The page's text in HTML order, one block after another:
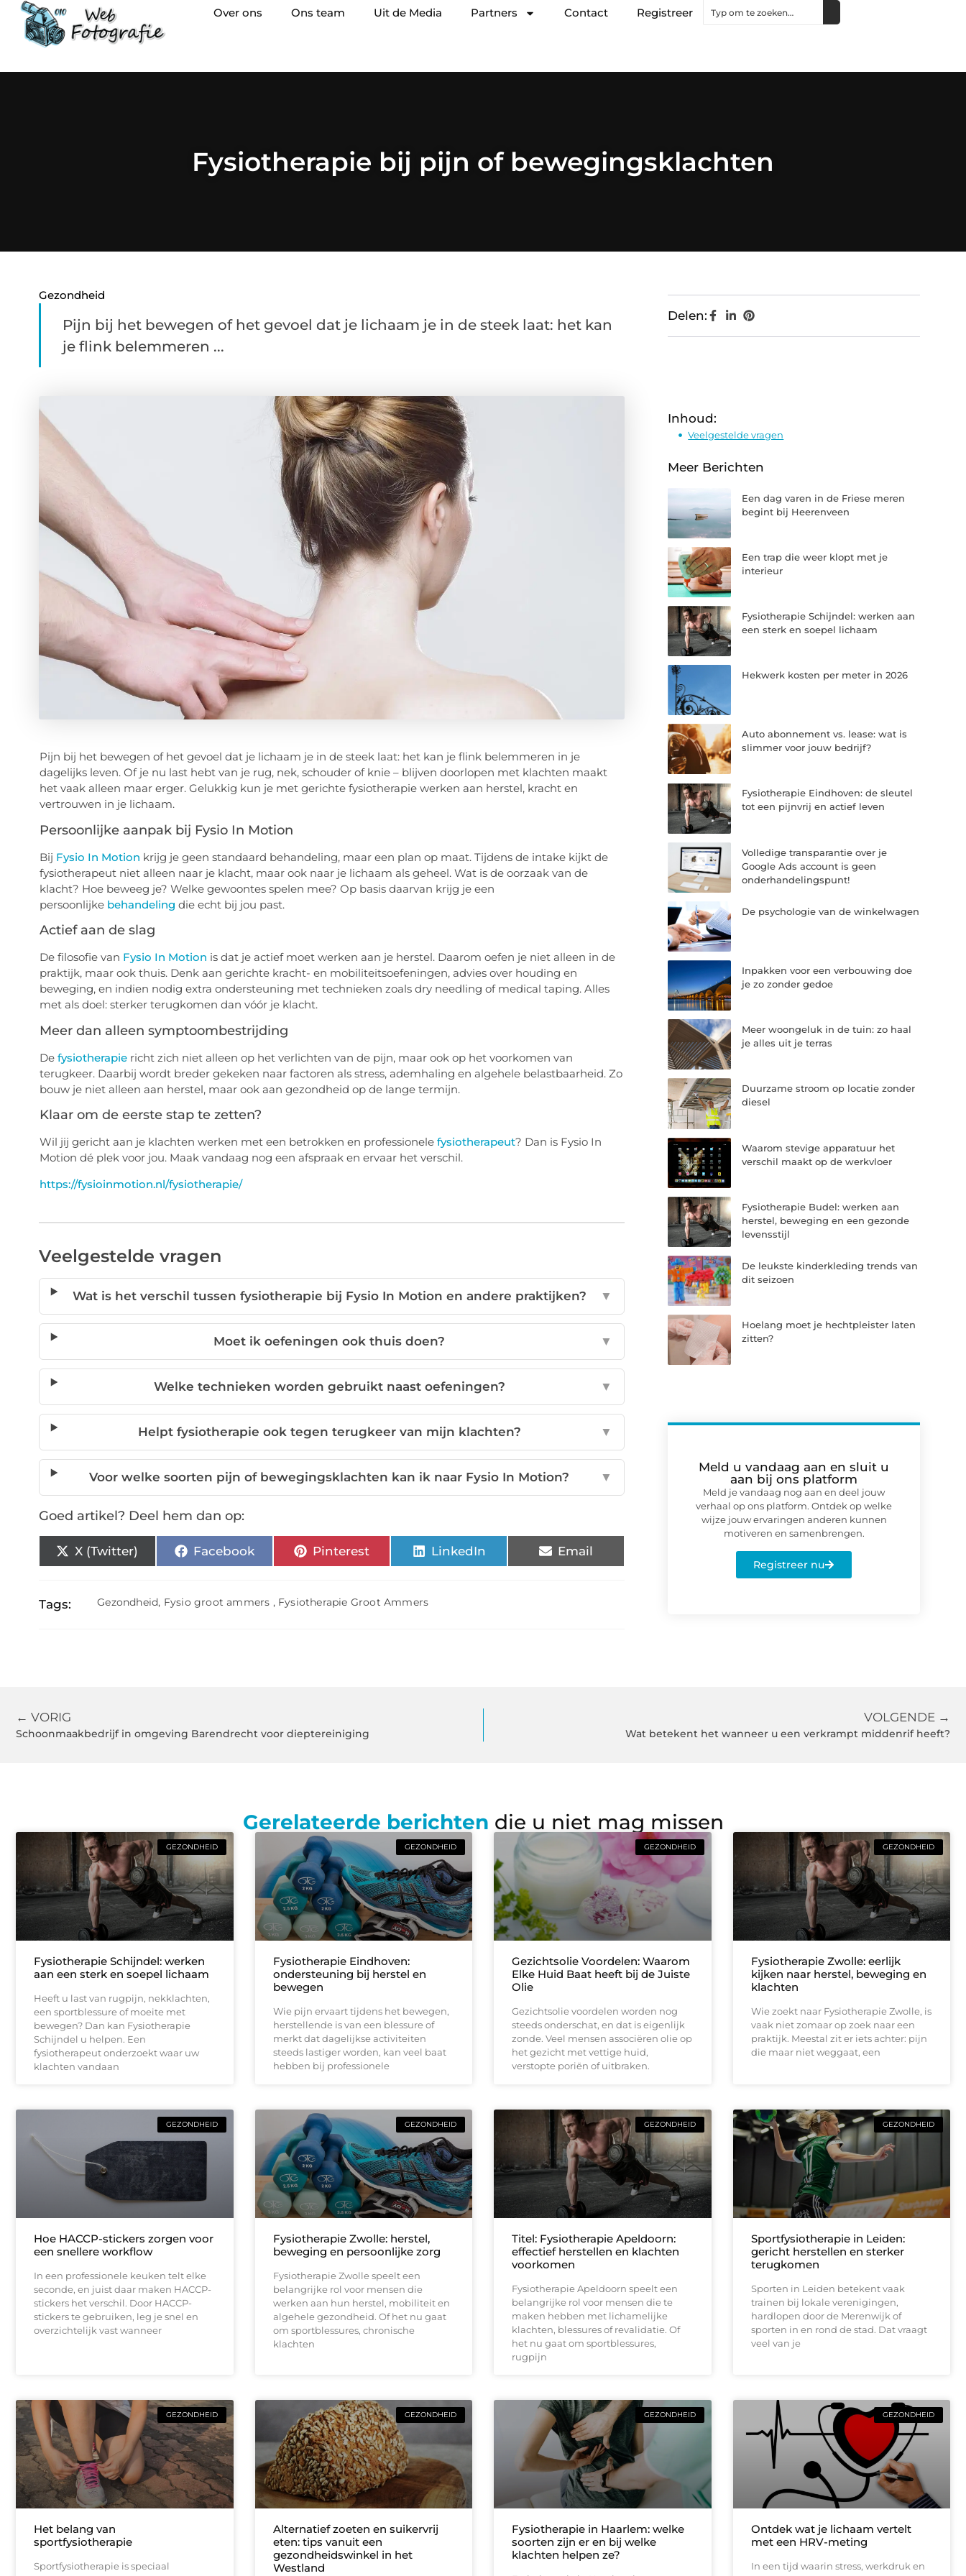
Over ons Ons team Uit de Media Partners Contact Registreer
Fysiotherapie bij pijn of bewegingsklachten
Gezondheid
Pijn bij het bewegen of het gevoel dat je lichaam je in de steek laat: het kan
je flink belemmeren ...
Pijn bij het bewegen of het gevoel dat je lichaam je in de steek laat: het kan je flink belemmeren in je
dagelijks leven. Of je nu last hebt van je rug, nek, schouder of knie – blijven doorlopen met klachten maakt
het vaak alleen maar erger. Gelukkig kun je met gerichte fysiotherapie werken aan herstel, kracht en
vertrouwen in je lichaam.
Persoonlijke aanpak bij Fysio In Motion
Bij Fysio In Motion krijg je geen standaard behandeling, maar een plan op maat. Tijdens de intake kijkt de
fysiotherapeut niet alleen naar je klacht, maar ook naar je lichaam als geheel. Wat is de oorzaak van de
klacht? Hoe beweeg je? Welke gewoontes spelen mee? Op basis daarvan krijg je een
persoonlijke behandeling die echt bij jou past.
Actief aan de slag
De filosofie van Fysio In Motion is dat je actief moet werken aan je herstel. Daarom oefen je niet alleen in de
praktijk, maar ook thuis. Denk aan gerichte kracht- en mobiliteitsoefeningen, advies over houding en
beweging, en indien nodig extra ondersteuning met technieken zoals dry needling of medical taping. Alles
met als doel: sterker terugkomen dan vóór je klacht.
Meer dan alleen symptoombestrijding
De fysiotherapiericht zich niet alleen op het verlichten van de pijn, maar ook op het voorkomen van
terugkeer. Daarbij wordt breder gekeken naar factoren als stress, ademhaling en algehele belastbaarheid. Zo
bouw je niet alleen aan herstel, maar ook aan gezondheid op de lange termijn.
Klaar om de eerste stap te zetten?
Wil jij gericht aan je klachten werken met een betrokken en professionele fysiotherapeut? Dan is Fysio In
Motion dé plek voor jou. Maak vandaag nog een afspraak en ervaar het verschil.
https://fysioinmotion.nl/fysiotherapie/
Veelgestelde vragen
Wat is het verschil tussen fysiotherapie bij Fysio In Motion en andere praktijken? ▼
Moet ik oefeningen ook thuis doen? ▼
Welke technieken worden gebruikt naast oefeningen? ▼
Helpt fysiotherapie ook tegen terugkeer van mijn klachten? ▼
Voor welke soorten pijn of bewegingsklachten kan ik naar Fysio In Motion? ▼
Goed artikel? Deel hem dan op:
X (Twitter) Facebook Pinterest LinkedIn Email
Tags: Gezondheid, Fysio groot ammers , Fysiotherapie Groot Ammers
Delen:
Inhoud:
Veelgestelde vragen
Meer Berichten
Een dag varen in de Friese meren
begint bij Heerenveen
Een trap die weer klopt met je
interieur
Fysiotherapie Schijndel: werken aan
een sterk en soepel lichaam
Hekwerk kosten per meter in 2026
Auto abonnement vs. lease: wat is
slimmer voor jouw bedrijf?
Fysiotherapie Eindhoven: de sleutel
tot een pijnvrij en actief leven
Volledige transparantie over je
Google Ads account is geen
onderhandelingspunt!
De psychologie van de winkelwagen
Inpakken voor een verbouwing doe
je zo zonder gedoe
Meer woongeluk in de tuin: zo haal
je alles uit je terras
Duurzame stroom op locatie zonder
diesel
Waarom stevige apparatuur het
verschil maakt op de werkvloer
Fysiotherapie Budel: werken aan
herstel, beweging en een gezonde
levensstijl
De leukste kinderkleding trends van
dit seizoen
Hoelang moet je hechtpleister laten
zitten?
Meld u vandaag aan en sluit u
aan bij ons platform
Meld je vandaag nog aan en deel jouw
verhaal op ons platform. Ontdek op welke
wijze jouw ervaringen anderen kunnen
motiveren en samenbrengen.
Registreer nu
← VORIG
Schoonmaakbedrijf in omgeving Barendrecht voor dieptereiniging
VOLGENDE →
Wat betekent het wanneer u een verkrampt middenrif heeft?
Gerelateerde berichten die u niet mag missen
GEZONDHEID
Fysiotherapie Schijndel: werken
aan een sterk en soepel lichaam
Heeft u last van rugpijn, nekklachten,
een sportblessure of moeite met
bewegen? Dan kan Fysiotherapie
Schijndel u helpen. Een
fysiotherapeut onderzoekt waar uw
klachten vandaan
GEZONDHEID
Fysiotherapie Eindhoven:
ondersteuning bij herstel en
bewegen
Wie pijn ervaart tijdens het bewegen,
herstellende is van een blessure of
merkt dat dagelijkse activiteiten
steeds lastiger worden, kan veel baat
hebben bij professionele
GEZONDHEID
Gezichtsolie Voordelen: Waarom
Elke Huid Baat heeft bij de Juiste
Olie
Gezichtsolie voordelen worden nog
steeds onderschat, en dat is eigenlijk
zonde. Veel mensen associëren olie op
het gezicht met vettige huid,
verstopte poriën of uitbraken.
GEZONDHEID
Fysiotherapie Zwolle: eerlijk
kijken naar herstel, beweging en
klachten
Wie zoekt naar Fysiotherapie Zwolle, is
vaak niet zomaar op zoek naar een
praktijk. Meestal zit er iets achter: pijn
die maar niet weggaat, een
GEZONDHEID
Hoe HACCP-stickers zorgen voor
een snellere workflow
In een professionele keuken telt elke
seconde, en juist daar maken HACCP-
stickers het verschil. Door HACCP-
stickers te gebruiken, leg je snel en
overzichtelijk vast wanneer
GEZONDHEID
Fysiotherapie Zwolle: herstel,
beweging en persoonlijke zorg
Fysiotherapie Zwolle speelt een
belangrijke rol voor mensen die
werken aan hun herstel, mobiliteit en
algehele gezondheid. Of het nu gaat
om sportblessures, chronische
klachten
GEZONDHEID
Titel: Fysiotherapie Apeldoorn:
effectief herstellen en klachten
voorkomen
Fysiotherapie Apeldoorn speelt een
belangrijke rol voor mensen die te
maken hebben met lichamelijke
klachten, blessures of revalidatie. Of
het nu gaat om sportblessures,
rugpijn
GEZONDHEID
Sportfysiotherapie in Leiden:
gericht herstellen en sterker
terugkomen
Sporten in Leiden betekent vaak
trainen bij lokale verenigingen,
hardlopen door de Merenwijk of
sporten in en rond de stad. Dat vraagt
veel van je
GEZONDHEID
Het belang van
sportfysiotherapie
Sportfysiotherapie is speciaal
GEZONDHEID
Alternatief zoeten en suikervrij
eten: tips vanuit een
gezondheidswinkel in het
Westland
GEZONDHEID
Fysiotherapie in Haarlem: welke
soorten zijn er en bij welke
klachten helpen ze?
GEZONDHEID
Ontdek wat je lichaam vertelt
met een HRV-meting
In een tijd waarin stress, werkdruk en